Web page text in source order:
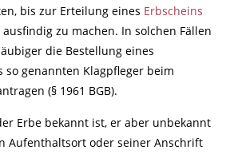
bis zur Erteilung eines Erbscheins
zu machen. In solchen Fällen
die Bestellung eines
so genannten Klagpfleger beim
(§ 1961 BGB).
Erbe bekannt ist, er aber unbekannt
Aufenthaltsort oder seiner Anschrift